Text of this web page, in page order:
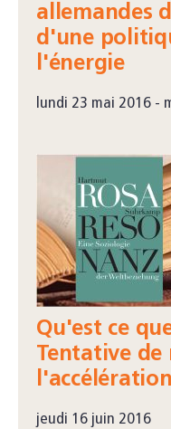
allemandes
d'une
l'énergie
lundi 23 mai 2016 -
Qu'est ce
Tentative de
jeudi 16 juin 2016